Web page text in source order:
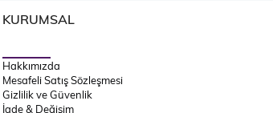
KURUMSAL
Hakkımızda
Mesafeli Satış Sözleşmesi
Gizlilik ve Güvenlik
İade & Değişim